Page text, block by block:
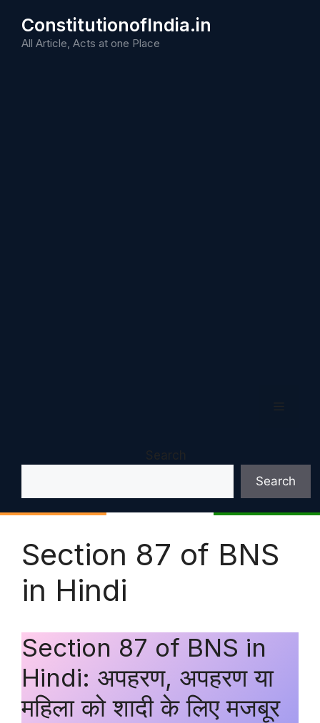
content
ConstitutionofIndia.in
All Article, Acts at one Place
Search
Search
Section 87 of BNS
in Hindi
Section 87 of BNS in
Hindi: अपहरण, अपहरण या
महिला को शादी के लिए मजबूर